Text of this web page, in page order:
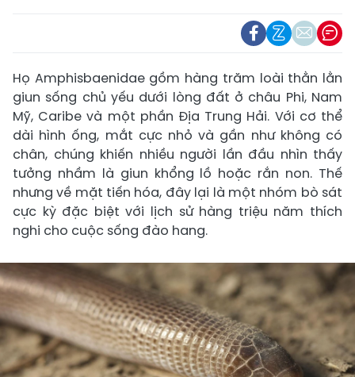
Họ Amphisbaenidae gồm hàng trăm loài thằn lằn
giun sống chủ yếu dưới lòng đất ở châu Phi, Nam
Mỹ, Caribe và một phần Địa Trung Hải. Với cơ thể
dài hình ống, mắt cực nhỏ và gần như không có
chân, chúng khiến nhiều người lần đầu nhìn thấy
tưởng nhầm là giun khổng lồ hoặc rắn non. Thế
nhưng về mặt tiến hóa, đây lại là một nhóm bò sát
cực kỳ đặc biệt với lịch sử hàng triệu năm thích
nghi cho cuộc sống đào hang.